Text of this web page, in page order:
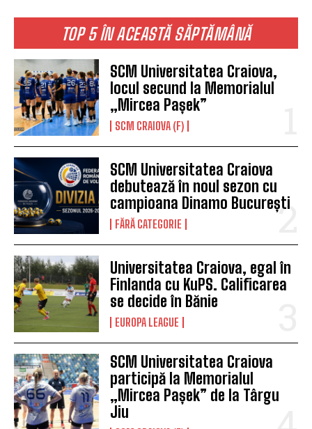
TOP 5 ÎN ACEASTĂ SĂPTĂMÂNĂ
SCM Universitatea Craiova,
locul secund la Memorialul
„Mircea Pașek”
SCM CRAIOVA (F)
SCM Universitatea Craiova
debutează în noul sezon cu
campioana Dinamo București
FĂRĂ CATEGORIE
Universitatea Craiova, egal în
Finlanda cu KuPS. Calificarea
se decide în Bănie
EUROPA LEAGUE
SCM Universitatea Craiova
participă la Memorialul
„Mircea Pașek” de la Târgu
Jiu